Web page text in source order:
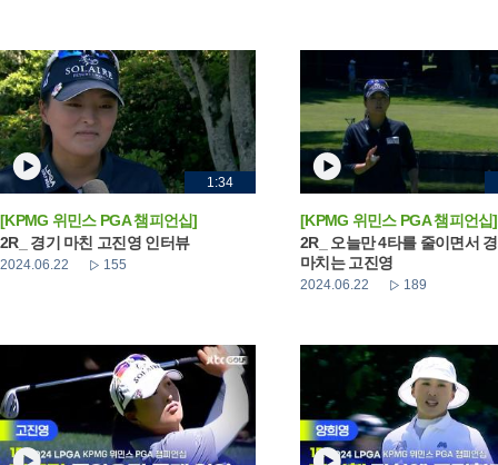
1:34
[KPMG 위민스 PGA 챔피언십]
2R_ 경기 마친 고진영 인터뷰
2024.06.22 155
[KPMG 위민스 PGA 챔피언십]
2R_ 오늘만 4타를 줄이면서
마치는 고진영
2024.06.22 189